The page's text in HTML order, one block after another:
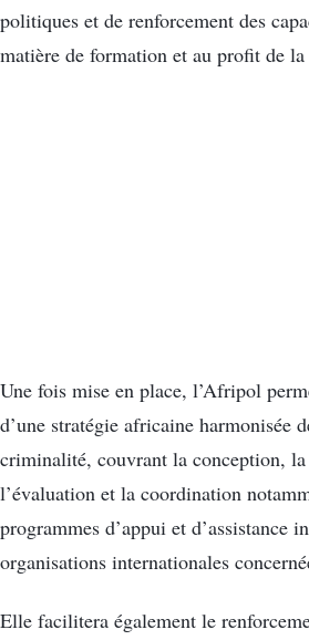
politiques et de renforcement des
matière de formation et au profit de
Une fois mise en place, l’Afripol
d’une stratégie africaine harmonisée
criminalité, couvrant la conception,
l’évaluation et la coordination
programmes d’appui et d’assistance
organisations internationales
Elle facilitera également le